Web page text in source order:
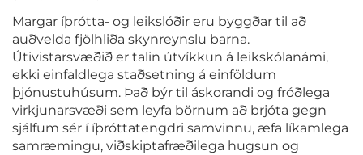
Margar íþrótta- og leikslóðir eru byggðar til að
auðvelda fjölhliða skynreynslu barna.
Útivistarsvæðið er talin útvíkkun á leikskólanámi,
ekki einfaldlega staðsetning á einföldum
þjónustuhúsum. Það býr til áskorandi og fróðlega
virkjunarsvæði sem leyfa börnum að brjóta gegn
sjálfum sér í íþróttatengdri samvinnu, æfa líkamlega
samræmingu, viðskiptafræðilega hugsun og